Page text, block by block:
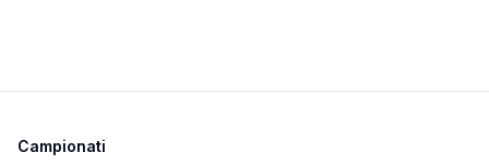
Campionati